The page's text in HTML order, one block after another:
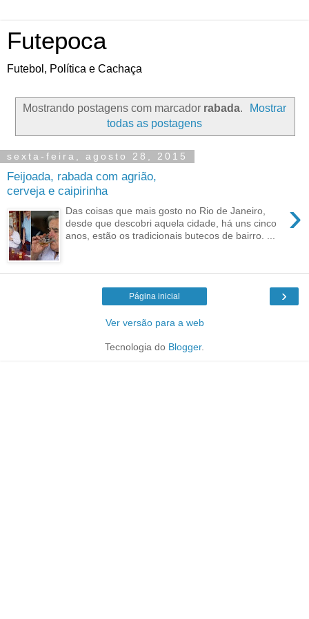
Futepoca
Futebol, Política e Cachaça
Mostrando postagens com marcador rabada.
Mostrar
todas as postagens
sexta-feira, agosto 28, 2015
Feijoada, rabada com agrião,
cerveja e caipirinha
›
Das coisas que mais gosto no Rio de Janeiro,
desde que descobri aquela cidade, há uns cinco
anos, estão os tradicionais butecos de bairro. ...
›
Página inicial
Ver versão para a web
Tecnologia do Blogger.